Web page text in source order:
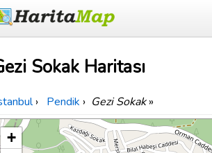
Sokak Haritası
› Pendik › Gezi Sokak»
+